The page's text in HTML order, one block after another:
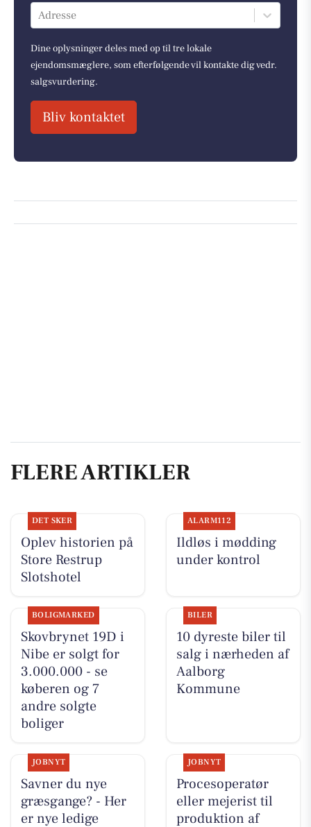
Adresse
Dine oplysninger deles med op til tre lokale
ejendomsmæglere, som efterfølgende vil kontakte dig vedr.
salgsvurdering.
Bliv kontaktet
FLERE ARTIKLER
DET SKER
Oplev historien på
Store Restrup
Slotshotel
ALARM112
Ildløs i mødding
under kontrol
BOLIGMARKED
Skovbrynet 19D i
Nibe er solgt for
3.000.000 - se
køberen og 7
andre solgte
boliger
BILER
10 dyreste biler til
salg i nærheden af
Aalborg
Kommune
JOBNYT
Savner du nye
græsgange? - Her
er nye ledige
JOBNYT
Procesoperatør
eller mejerist til
produktion af